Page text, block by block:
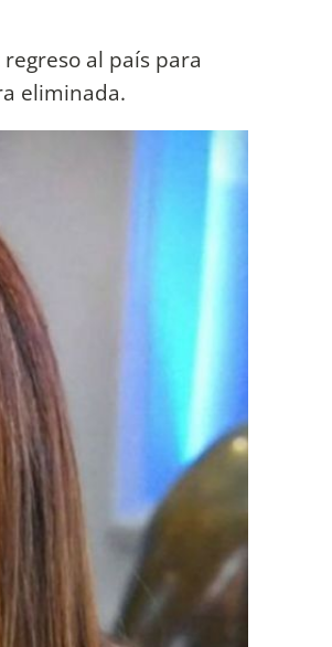
al país para
eliminada.